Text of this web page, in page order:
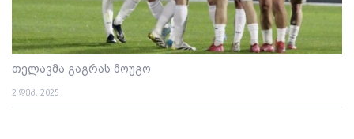
თელავმა გაგრას მოუგო
2 დეკ. 2025